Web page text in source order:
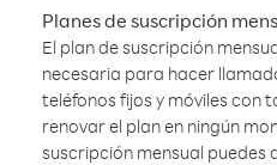
Planes de suscripción
El plan de suscripción
necesaria para hacer
teléfonos fijos y móviles con
renovar el plan en ningún
suscripción mensual puedes